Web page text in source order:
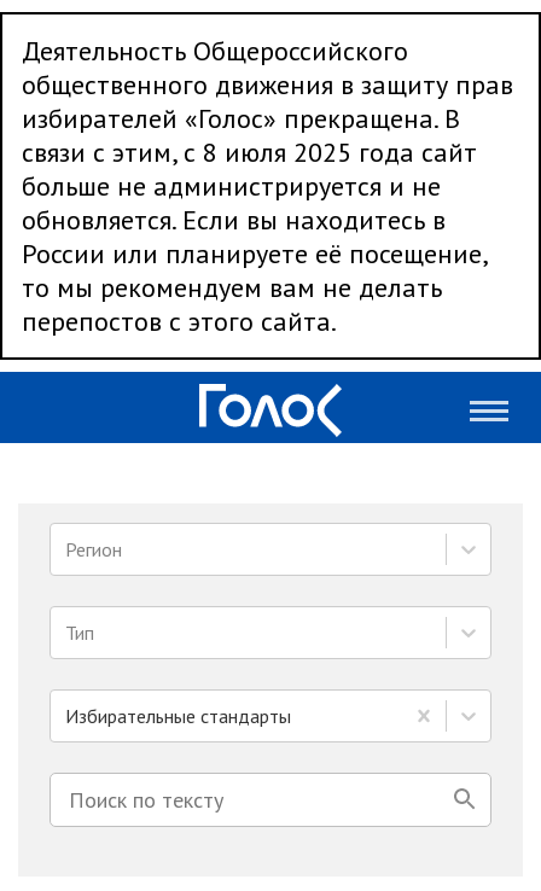
Деятельность Общероссийского
общественного движения в защиту прав
избирателей «Голос» прекращена. В
связи с этим, с 8 июля 2025 года сайт
больше не администрируется и не
обновляется. Если вы находитесь в
России или планируете её посещение,
то мы рекомендуем вам не делать
перепостов с этого сайта.
Регион
Тип
Избирательные стандарты